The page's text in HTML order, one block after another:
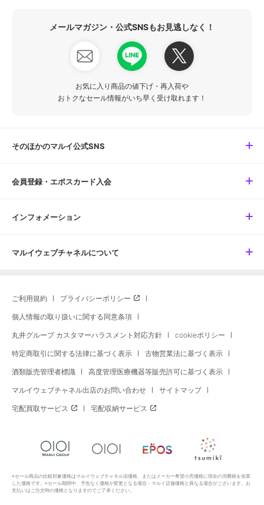
メールマガジン・公式SNSもお見逃しなく！
お気に入り商品の値下げ・再入荷や
おトクなセール情報がいち早く受け取れます！
そのほかのマルイ公式SNS
会員登録・エポスカード入会
インフォメーション
マルイウェブチャネルについて
ご利用規約 プライバシーポリシー
個人情報の取り扱いに関する同意条項
丸井グループ カスタマーハラスメント対応方針 cookieポリシー
特定商取引に関する法律に基づく表示 古物営業法に基づく表示
酒類販売管理者標識 高度管理医療機器等販売許可に基づく表示
マルイウェブチャネル出店のお問い合わせ サイトマップ
宅配買取サービス 宅配収納サービス
※セール商品の比較対象価格はマルイウェブチャネル旧価格、またはメーカー希望小売価格に現在の消費税を加算
した価格です。※セール期間中、予告なく価格が変更となる場合・マルイ店舗価格と異なる場合がございます。お
支払いはご注文時の価格となりますのでご了承ください。